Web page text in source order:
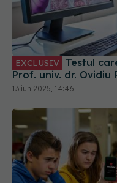
EXCLUSIV
Prof. univ. dr.
13 iun 2025, 14:46